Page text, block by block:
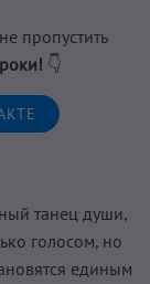
пропустить
👇
танец души,
голосом, но
единым